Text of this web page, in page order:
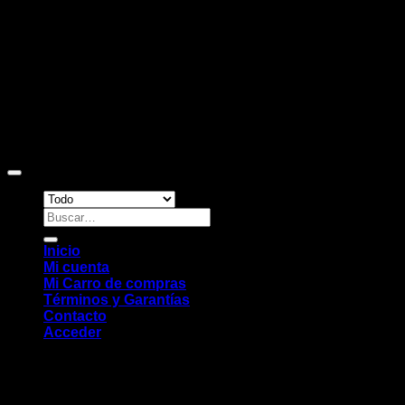
Buscar
por:
Inicio
Mi cuenta
Mi Carro de compras
Términos y Garantías
Contacto
Acceder